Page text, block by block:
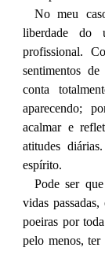
No meu
liberdade do
profissional.
sentimentos
conta
aparecendo;
acalmar e
atitudes
espírito.
Pode ser
vidas
poeiras por
pelo menos, ter